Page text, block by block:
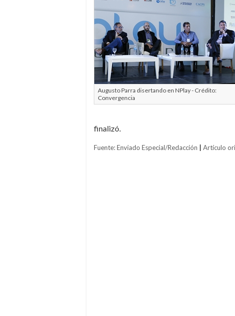
Augusto Parra disertando en NPlay - Crédito:
Convergencia
finalizó.
Fuente: Enviado Especial/Redacción Artículo